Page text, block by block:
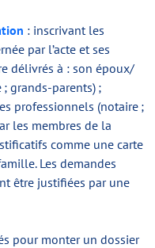
: inscrivant les
par l’acte et ses
délivrés à : son époux/
; grands-parents) ;
professionnels (notaire ;
les membres de la
comme une carte
Les demandes
être justifiées par une
pour monter un dossier